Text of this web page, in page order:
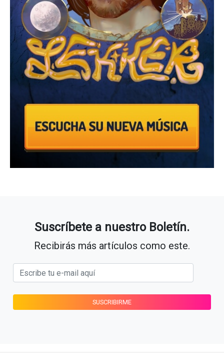
Suscríbete a nuestro Boletín.
Recibirás más artículos como este.